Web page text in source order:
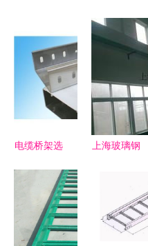
面解析 特
性、应用与
选型指南
线槽盒
电缆桥架选
璃钢与热浸
锌材质深度
解析
上海玻璃钢
南 优质产
品与价格参